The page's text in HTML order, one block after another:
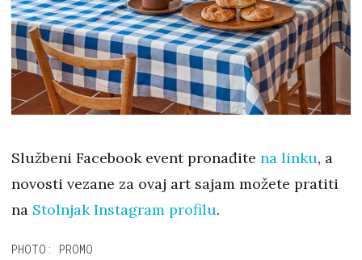
Službeni Facebook event pronađite na linku, a
novosti vezane za ovaj art sajam možete pratiti
na Stolnjak Instagram profilu.
PHOTO: PROMO